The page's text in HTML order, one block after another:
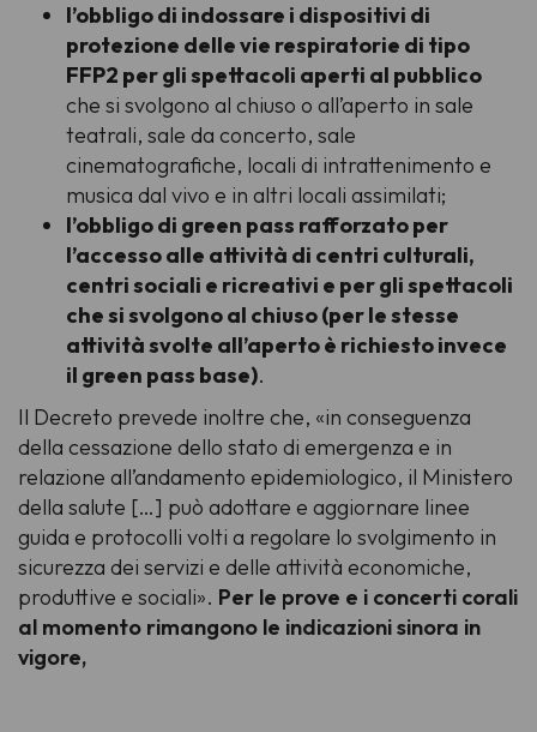
l’obbligo di indossare i dispositivi di
protezione delle vie respiratorie di tipo
FFP2 per gli spettacoli aperti al pubblico
che si svolgono al chiuso o all’aperto in sale
teatrali, sale da concerto, sale
cinematografiche, locali di intrattenimento e
musica dal vivo e in altri locali assimilati;
l’obbligo di green pass rafforzato per
l’accesso alle attività di centri culturali,
centri sociali e ricreativi e per gli spettacoli
che si svolgono al chiuso (per le stesse
attività svolte all’aperto è richiesto invece
il green pass base).
Il Decreto prevede inoltre che, «in conseguenza
della cessazione dello stato di emergenza e in
relazione all’andamento epidemiologico, il Ministero
della salute […] può adottare e aggiornare linee
guida e protocolli volti a regolare lo svolgimento in
sicurezza dei servizi e delle attività economiche,
produttive e sociali». Per le prove e i concerti corali
al momento rimangono le indicazioni sinora in
vigore,